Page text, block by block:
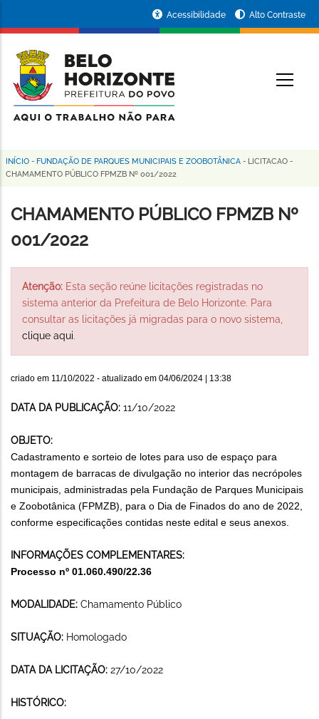
conteúdo
principal
da
Prefeitura
de
Horizonte
Acessibilidade Alto Contraste
Trilha
navegação
INÍCIO - FUNDAÇÃO DE PARQUES MUNICIPAIS E ZOOBOTÂNICA - LICITACAO -
CHAMAMENTO PÚBLICO FPMZB Nº 001/2022
CHAMAMENTO PÚBLICO FPMZB Nº
001/2022
Atenção: Esta seção reúne licitações registradas no
sistema anterior da Prefeitura de Belo Horizonte. Para
consultar as licitações já migradas para o novo sistema,
clique aqui.
criado em 11/10/2022 - atualizado em 04/06/2024 | 13:38
DATA DA PUBLICAÇÃO: 11/10/2022
OBJETO:
Cadastramento e sorteio de lotes para uso de espaço para
montagem de barracas de divulgação no interior das necrópoles
municipais, administradas pela Fundação de Parques Municipais
e Zoobotânica (FPMZB), para o Dia de Finados do ano de 2022
conforme especificações contidas neste edital e seus anexos.
INFORMAÇÕES COMPLEMENTARES:
Processo nº 01.060.490/22.36
MODALIDADE: Chamamento Público
SITUAÇÃO: Homologado
DATA DA LICITAÇÃO: 27/10/2022
HISTÓRICO: